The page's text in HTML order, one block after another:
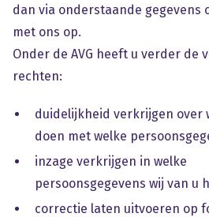
dan via onderstaande gegevens
met ons op.
Onder de AVG heeft u verder de
rechten:
duidelijkheid verkrijgen over
doen met welke
inzage verkrijgen in welke
persoonsgegevens wij van u
correctie laten uitvoeren op